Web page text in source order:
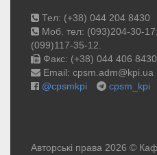
Тел: (+38) 044 204 8430
Моб. тел: (093)204-30-
(099)117-35-12.
Факс: (+38) 044 406 8430
Email: cpsm.adm@kpi.ua
@cpsmkpi
cpsm_kpi
Авторські права 2026 ©